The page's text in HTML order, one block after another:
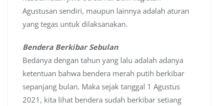
Agustusan sendiri, maupun lainnya adalah aturan
yang tegas untuk dilaksanakan.
Bendera Berkibar Sebulan
Bedanya dengan tahun yang lalu adalah adanya
ketentuan bahwa bendera merah putih berkibar
sepanjang bulan. Maka sejak tanggal 1 Agustus
2021, kita lihat bendera sudah berkibar setiang